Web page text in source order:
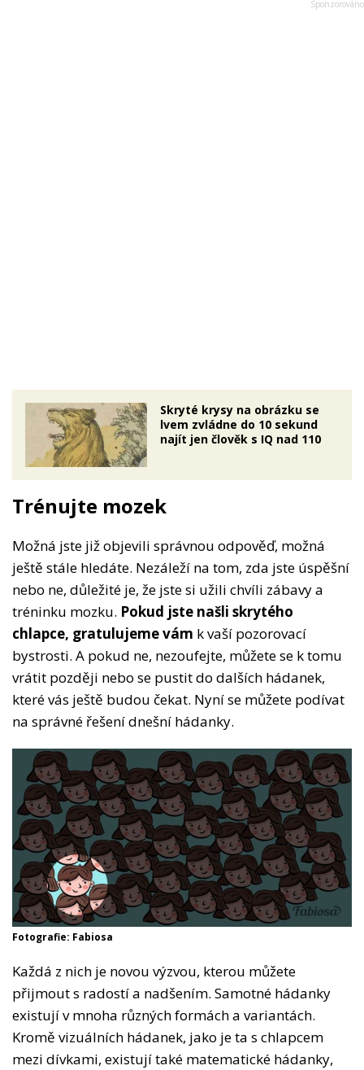
Skryté krysy na obrázku se
lvem zvládne do 10 sekund
najít jen člověk s IQ nad 110
Trénujte mozek
Možná jste již objevili správnou odpověď, možná
ještě stále hledáte. Nezáleží na tom, zda jste úspěšní
nebo ne, důležité je, že jste si užili chvíli zábavy a
tréninku mozku. Pokud jste našli skrytého
chlapce, gratulujeme vám k vaší pozorovací
bystrosti. A pokud ne, nezoufejte, můžete se k tomu
vrátit později nebo se pustit do dalších hádanek,
které vás ještě budou čekat. Nyní se můžete podívat
na správné řešení dnešní hádanky.
Fotografie: Fabiosa
Každá z nich je novou výzvou, kterou můžete
přijmout s radostí a nadšením. Samotné hádanky
existují v mnoha různých formách a variantách.
Kromě vizuálních hádanek, jako je ta s chlapcem
mezi dívkami, existují také matematické hádanky,